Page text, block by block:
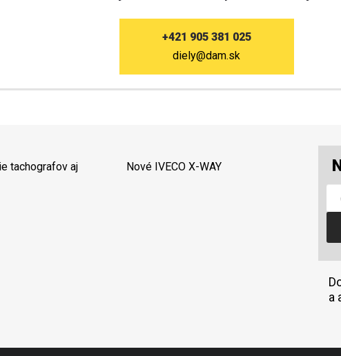
+421 905 381 025
diely@dam.sk
tachografov aj
Nové IVECO X-WAY
a